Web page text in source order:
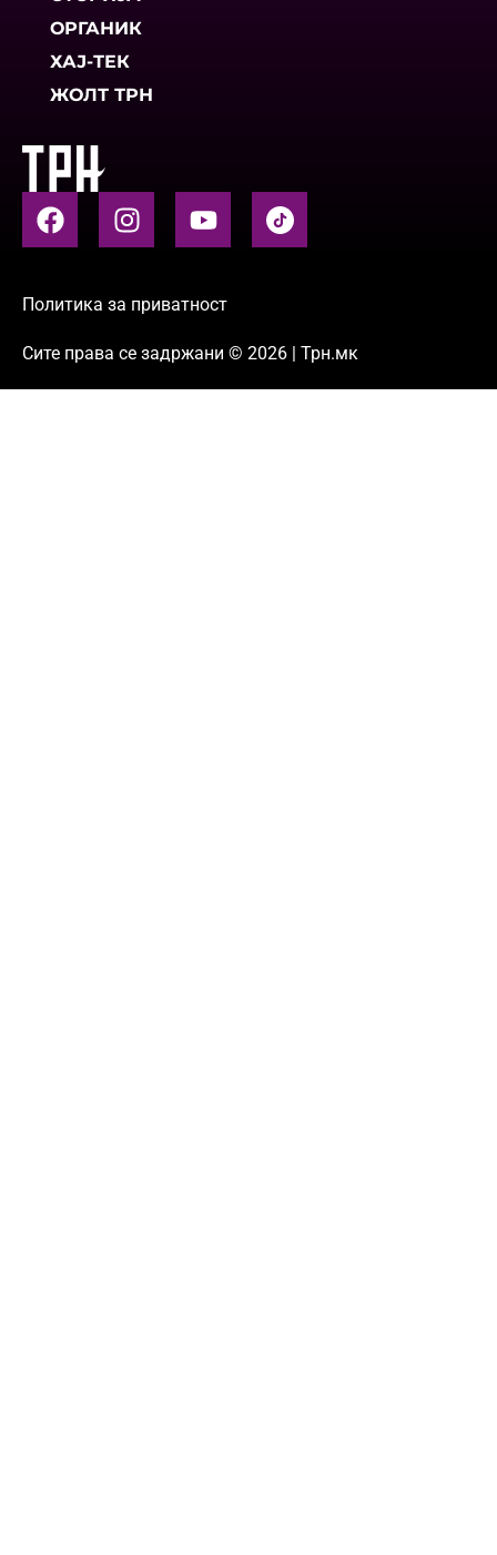
ОРГАНИК
ХАЈ-ТЕК
ЖОЛТ ТРН
Политика за приватност
Сите права се задржани © 2026 | Трн.мк